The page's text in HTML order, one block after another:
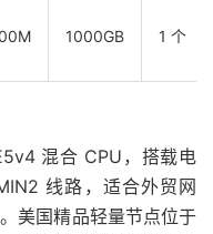
1000GB 1 个
混合 CPU，搭载电
线路，适合外贸网
美国精品轻量节点位于